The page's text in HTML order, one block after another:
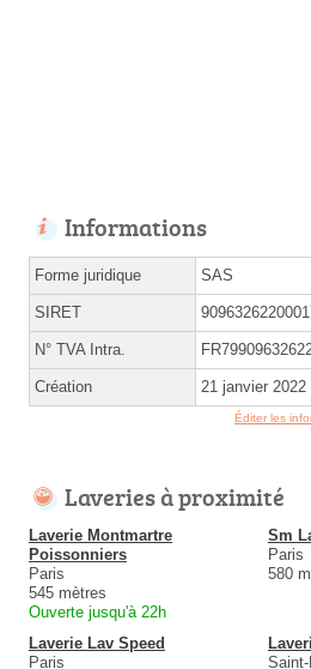
Informations
Forme juridique SAS
SIRET
N° TVA Intra.
Création 21 janvier 2022
Éditer les
Laveries à proximité
Laverie Montmartre
Poissonniers
Paris
545 mètres
Ouverte jusqu'à 22h
Sm
Paris
580
Laverie Lav Speed
Paris